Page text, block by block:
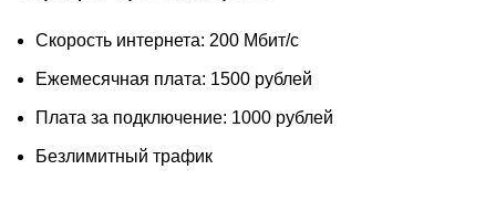
Скорость интернета: 200 Мбит/с
Ежемесячная плата: 1500 рублей
Плата за подключение: 1000 рублей
Безлимитный трафик